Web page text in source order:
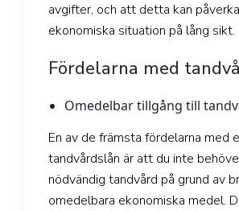
avgifter, och att detta kan
ekonomiska situation på lång sikt.
Fördelarna med
Omedelbar tillgång till
En av de främsta fördelarna med
tandvårdslån är att du inte
nödvändig tandvård på grund av
omedelbara ekonomiska medel.